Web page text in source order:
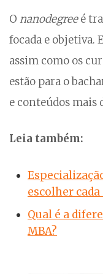
O nanodegreeé
focada e objetiva.
assim como os
estão para o
e conteúdos mais
Leia também:
escolher
Qual é a
MBA?